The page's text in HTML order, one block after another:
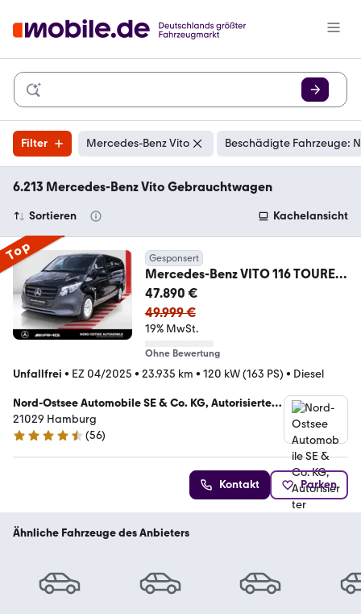
Filter Mercedes-Benz Vito Beschädigte Fahrzeuge:
6.213 Mercedes-Benz Vito Gebrauchtwagen
Sortieren Kachelansicht
Top Gesponsert
Mercedes-Benz VITO 116 TOURER
PRO 4x4 NEUES MODELL 9 Sitze
47.890 €
49.999 €
19% MwSt.
Ohne Bewertung
Unfallfrei • EZ 04/2025 • 23.935 km • 120 kW (163 PS) • Diesel
Nord-Ostsee Automobile SE & Co. KG, Autorisierter
Mercedes-Benz Verkauf und Service
21029 Hamburg
4.6 Sterne
(56)
Kontakt Parken
Ähnliche Fahrzeuge des Anbieters